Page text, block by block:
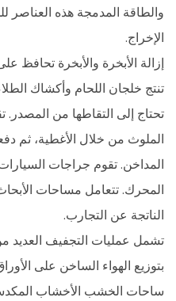
والطاقة المدمجة هذه العناصر
الإخراج.
إزالة الأبخرة والأبخرة
تنتج خلجان اللحام وأكشاك
تحتاج إلى التقاطها من المصدر.
الملوث من خلال الأغطية، ثم
المداخن. تقوم جراجات السيارات
المحرك. تتعامل مساحات
الناتجة عن التجارب.
تشمل عمليات التجفيف العديد
بتوزيع الهواء الساخن على
ساحات الخشب الأخشاب